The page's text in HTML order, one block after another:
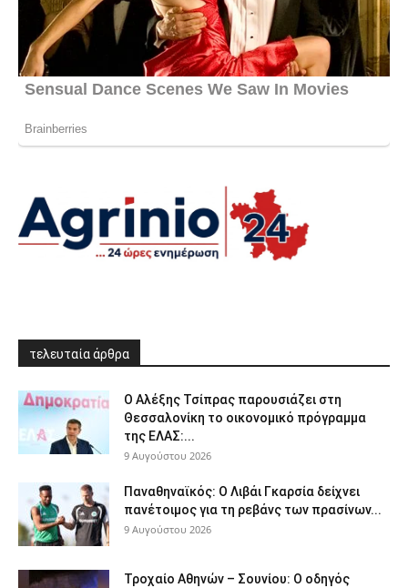
τελευταία άρθρα
Ο Αλέξης Τσίπρας παρουσιάζει στη
Θεσσαλονίκη το οικονομικό πρόγραμμα
της ΕΛΑΣ:...
9 Αυγούστου 2026
Παναθηναϊκός: Ο Λιβάι Γκαρσία δείχνει
πανέτοιμος για τη ρεβάνς των πρασίνων...
9 Αυγούστου 2026
Τροχαίο Αθηνών – Σουνίου: Ο οδηγός